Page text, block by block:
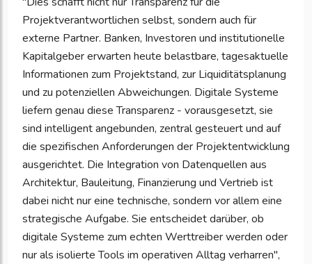
Projektverantwortlichen selbst, sondern auch für
externe Partner. Banken, Investoren und institutionelle
Kapitalgeber erwarten heute belastbare, tagesaktuelle
Informationen zum Projektstand, zur Liquiditätsplanung
und zu potenziellen Abweichungen. Digitale Systeme
liefern genau diese Transparenz - vorausgesetzt, sie
sind intelligent angebunden, zentral gesteuert und auf
die spezifischen Anforderungen der Projektentwicklung
ausgerichtet. Die Integration von Datenquellen aus
Architektur, Bauleitung, Finanzierung und Vertrieb ist
dabei nicht nur eine technische, sondern vor allem eine
strategische Aufgabe. Sie entscheidet darüber, ob
digitale Systeme zum echten Werttreiber werden oder
nur als isolierte Tools im operativen Alltag verharren",